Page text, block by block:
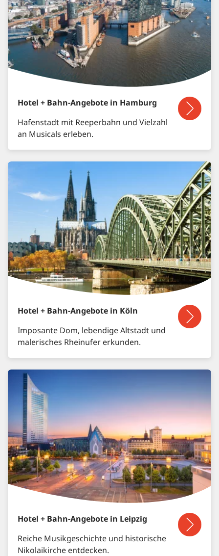
Hotel + Bahn-Angebote in Hamburg
Hafenstadt mit Reeperbahn und Vielzahl
an Musicals erleben.
Hotel + Bahn-Angebote in Köln
Imposante Dom, lebendige Altstadt und
malerisches Rheinufer erkunden.
Hotel + Bahn-Angebote in Leipzig
Reiche Musikgeschichte und historische
Nikolaikirche entdecken.